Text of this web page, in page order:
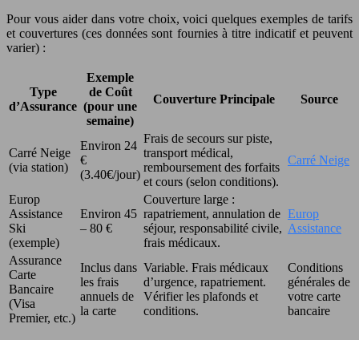
Pour vous aider dans votre choix, voici quelques exemples de tarifs
et couvertures (ces données sont fournies à titre indicatif et peuvent
varier) :
Type
d’Assurance
Exemple
de Coût
(pour une
semaine)
Couverture Principale Source
Carré Neige
(via station)
Environ 24
€
(3.40€/jour)
Frais de secours sur piste,
transport médical,
remboursement des forfaits
et cours (selon conditions).
Carré Neige
Europ
Assistance
Ski
(exemple)
Environ 45
– 80 €
Couverture large :
rapatriement, annulation de
séjour, responsabilité civile,
frais médicaux.
Europ
Assistance
Assurance
Carte
Bancaire
(Visa
Premier, etc.)
Inclus dans
les frais
annuels de
la carte
Variable. Frais médicaux
d’urgence, rapatriement.
Vérifier les plafonds et
conditions.
Conditions
générales de
votre carte
bancaire